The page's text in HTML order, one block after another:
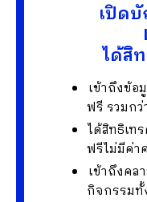
เปิด
ได้สิ
เข้าถึงข้อ
ฟรี รวมกว่
ได้สิทธิเท
ฟรีไม่มีค่า
เข้าถึงคล
กิจกรรม